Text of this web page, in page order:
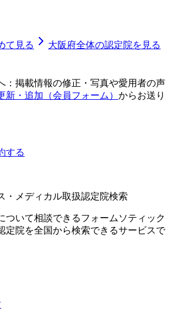
て見る 大阪府全体の認定院を見る
：掲載情報の修正・写真や愛用者の声
新・追加（会員フォーム） からお送り
する
・メディカル取扱認定院検索
ついて相談できるフォームソティック
定院を全国から検索できるサービスで